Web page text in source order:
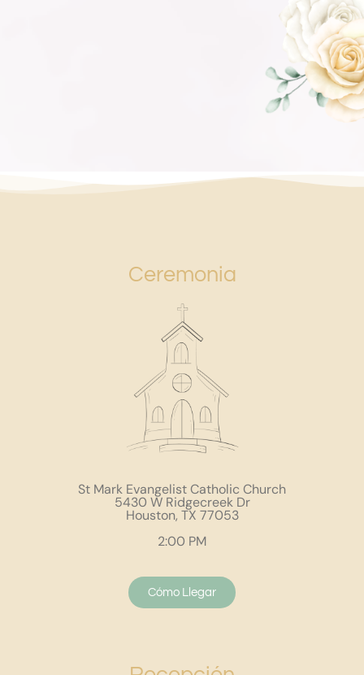
Ceremonia
St Mark Evangelist Catholic Church
5430 W Ridgecreek Dr
Houston, TX 77053
2:00 PM
Cómo Llegar